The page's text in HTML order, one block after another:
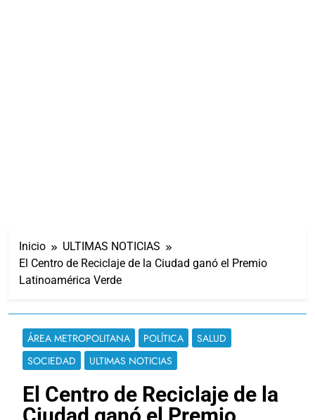
Inicio
ULTIMAS NOTICIAS
El Centro de Reciclaje de la Ciudad ganó el Premio
Latinoamérica Verde
ÁREA METROPOLITANA POLÍTICA
SALUD
SOCIEDAD
ULTIMAS NOTICIAS
El Centro de Reciclaje de la